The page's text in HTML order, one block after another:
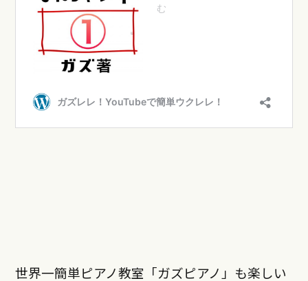
世界一簡単ピアノ教室「ガズピアノ」も楽しい